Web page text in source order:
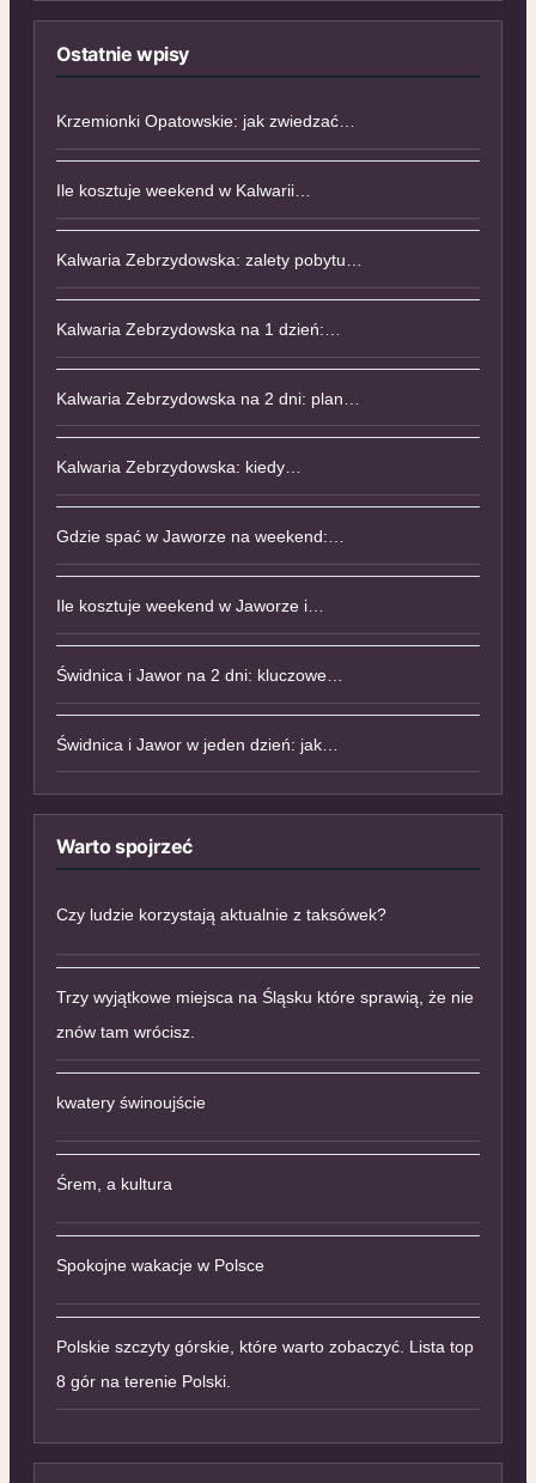
Ostatnie wpisy
Krzemionki Opatowskie: jak zwiedzać…
Ile kosztuje weekend w Kalwarii…
Kalwaria Zebrzydowska: zalety pobytu…
Kalwaria Zebrzydowska na 1 dzień:…
Kalwaria Zebrzydowska na 2 dni: plan…
Kalwaria Zebrzydowska: kiedy…
Gdzie spać w Jaworze na weekend:…
Ile kosztuje weekend w Jaworze i…
Świdnica i Jawor na 2 dni: kluczowe…
Świdnica i Jawor w jeden dzień: jak…
Warto spojrzeć
Czy ludzie korzystają aktualnie z taksówek?
Trzy wyjątkowe miejsca na Śląsku które sprawią, że nie
znów tam wrócisz.
kwatery świnoujście
Śrem, a kultura
Spokojne wakacje w Polsce
Polskie szczyty górskie, które warto zobaczyć. Lista top
8 gór na terenie Polski.